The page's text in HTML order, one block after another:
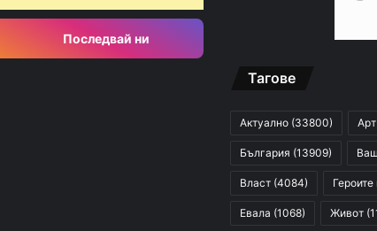
Последвай ни
Тагове
Актуално (33800) Арт
България (13909)
Власт (4084)
Евала (1068) Живот